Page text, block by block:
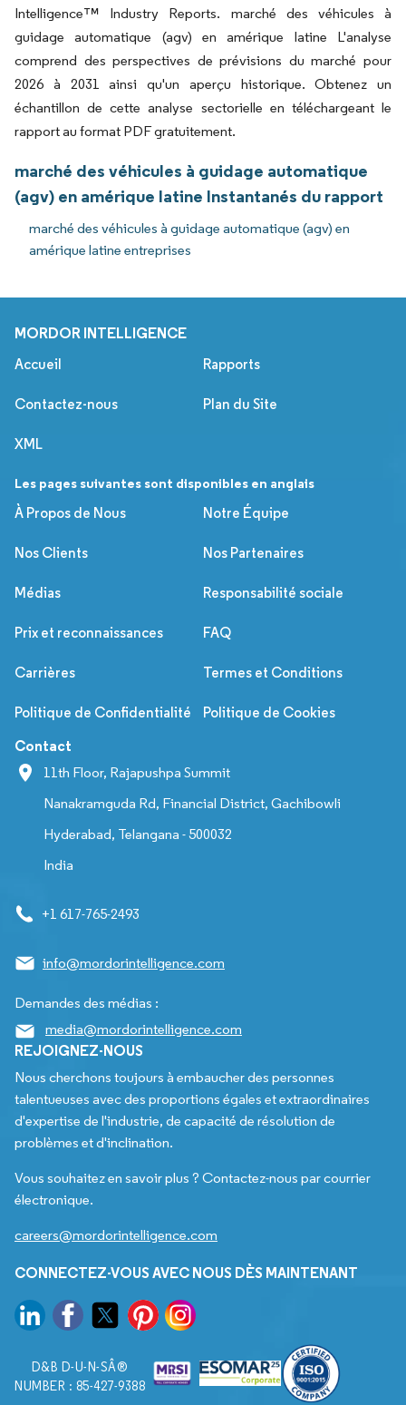
Intelligence™ Industry Reports. marché des véhicules à
guidage automatique (agv) en amérique latine L'analyse
comprend des perspectives de prévisions du marché pour
2026 à 2031 ainsi qu'un aperçu historique. Obtenez un
échantillon de cette analyse sectorielle en téléchargeant le
rapport au format PDF gratuitement.
marché des véhicules à guidage automatique
(agv) en amérique latine Instantanés du rapport
marché des véhicules à guidage automatique (agv) en
amérique latine entreprises
MORDOR INTELLIGENCE
Accueil Rapports
Contactez-nous Plan du Site
XML
Les pages suivantes sont disponibles en anglais
À Propos de Nous
Notre Équipe
Nos Clients Nos Partenaires
Médias Responsabilité sociale
Prix et reconnaissances FAQ
Carrières Termes et Conditions
Politique de Confidentialité Politique de Cookies
Contact
11th Floor, Rajapushpa Summit
Nanakramguda Rd, Financial District, Gachibowli
Hyderabad, Telangana - 500032
India
+1 617-765-2493
info@mordorintelligence.com
Demandes des médias :
media@mordorintelligence.com
REJOIGNEZ-NOUS
Nous cherchons toujours à embaucher des personnes
talentueuses avec des proportions égales et extraordinaires
d'expertise de l'industrie, de capacité de résolution de
problèmes et d'inclination.
Vous souhaitez en savoir plus ? Contactez-nous par courrier
électronique.
careers@mordorintelligence.com
CONNECTEZ-VOUS AVEC NOUS DÈS MAINTENANT
D&B D-U-N-SÂ®
NUMBER : 85-427-9388